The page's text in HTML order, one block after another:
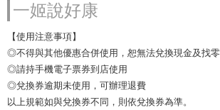
一姬說好康
【使用注意事項】
◎不得與其他優惠合併使用，恕無法兌換現金及找零
◎請持手機電子票券到店使用
◎兌換券逾期未使用，可辦理退費
以上規範如與兌換券不同，則依兌換券為準。